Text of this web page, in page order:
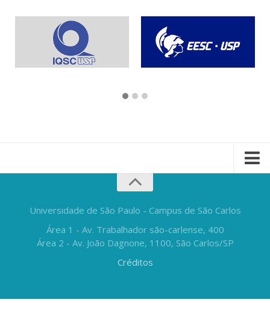
Universidade de São Paulo - Campus de São Carlos
Área 1 - Av. Trabalhador são-carlense, 400
Área 2 - Av. João Dagnone, 1100, São Carlos/SP
Créditos